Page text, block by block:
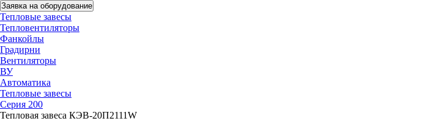
Заявка на оборудование
Тепловые завесы
Тепловентиляторы
Фанкойлы
Градирни
Вентиляторы
ВУ
Автоматика
Тепловые завесы
Серия 200
Тепловая завеса КЭВ-20П2111W